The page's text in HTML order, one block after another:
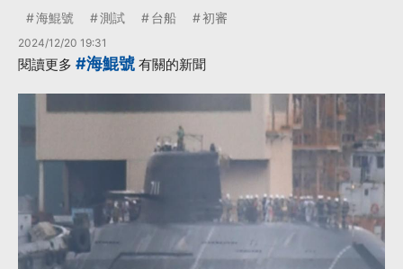
海鯤號 測試 台船 初審
2024/12/20 19:31
閱讀更多 #海鯤號 有關的新聞